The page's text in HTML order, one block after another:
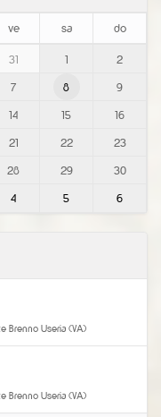
ve sa do
31 1
2
7 8
9
14 15
16
21 22
23
28 29
30
4 5 6
Brenno Useria (VA)
Brenno Useria (VA)